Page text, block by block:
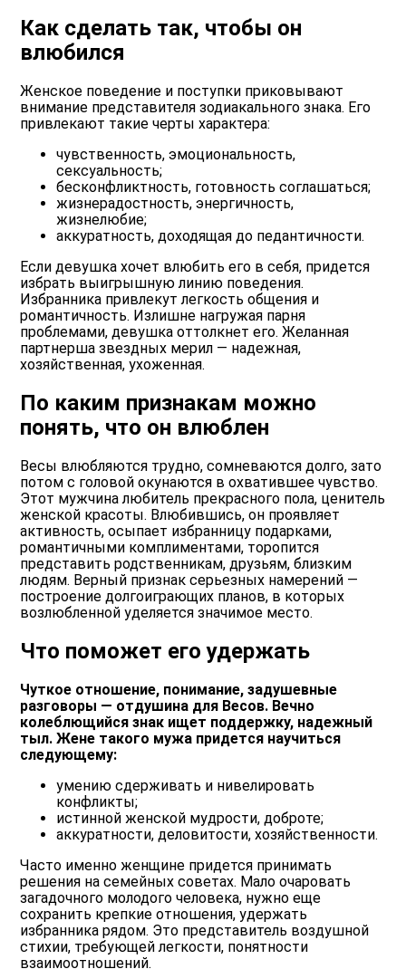
Как сделать так, чтобы он
влюбился
Женское поведение и поступки приковывают
внимание представителя зодиакального знака. Его
привлекают такие черты характера:
чувственность, эмоциональность,
сексуальность;
бесконфликтность, готовность соглашаться;
жизнерадостность, энергичность,
жизнелюбие;
аккуратность, доходящая до педантичности.
Если девушка хочет влюбить его в себя, придется
избрать выигрышную линию поведения.
Избранника привлекут легкость общения и
романтичность. Излишне нагружая парня
проблемами, девушка оттолкнет его. Желанная
партнерша звездных мерил — надежная,
хозяйственная, ухоженная.
По каким признакам можно
понять, что он влюблен
Весы влюбляются трудно, сомневаются долго, зато
потом с головой окунаются в охватившее чувство.
Этот мужчина любитель прекрасного пола, ценитель
женской красоты. Влюбившись, он проявляет
активность, осыпает избранницу подарками,
романтичными комплиментами, торопится
представить родственникам, друзьям, близким
людям. Верный признак серьезных намерений —
построение долгоиграющих планов, в которых
возлюбленной уделяется значимое место.
Что поможет его удержать
Чуткое отношение, понимание, задушевные
разговоры — отдушина для Весов. Вечно
колеблющийся знак ищет поддержку, надежный
тыл. Жене такого мужа придется научиться
следующему:
умению сдерживать и нивелировать
конфликты;
истинной женской мудрости, доброте;
аккуратности, деловитости, хозяйственности.
Часто именно женщине придется принимать
решения на семейных советах. Мало очаровать
загадочного молодого человека, нужно еще
сохранить крепкие отношения, удержать
избранника рядом. Это представитель воздушной
стихии, требующей легкости, понятности
взаимоотношений.